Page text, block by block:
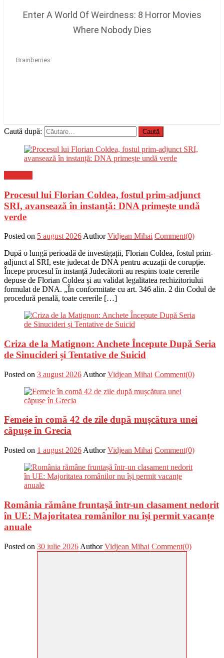
Caută după:
Procesul lui Florian Coldea, fostul prim-adjunct
SRI, avansează în instanță: DNA primește undă
verde
Posted on 5 august 2026 Author Vidjean Mihai Comment(0)
După o lungă perioadă de investigații, Florian Coldea, fostul prim-
adjunct al SRI, este judecat de DNA pentru acuzații de corupție.
Începe procesul în instanță Judecătorii au respins toate cererile
depuse de Florian Coldea și au validat legalitatea rechizitoriului
formulat de DNA. „În conformitate cu art. 346 alin. 2 din Codul de
procedură penală, toate cererile […]
Criza de la Matignon: Anchete Începute După Seria
de Sinucideri și Tentative de Suicid
Posted on 3 august 2026 Author Vidjean Mihai Comment(0)
Femeie în comă 42 de zile după mușcătura unei
căpușe în Grecia
Posted on 1 august 2026 Author Vidjean Mihai Comment(0)
România rămâne fruntașă într-un clasament nedorit
în UE: Majoritatea românilor nu își permit vacanțe
anuale
Posted on 30 iulie 2026 Author Vidjean Mihai Comment(0)